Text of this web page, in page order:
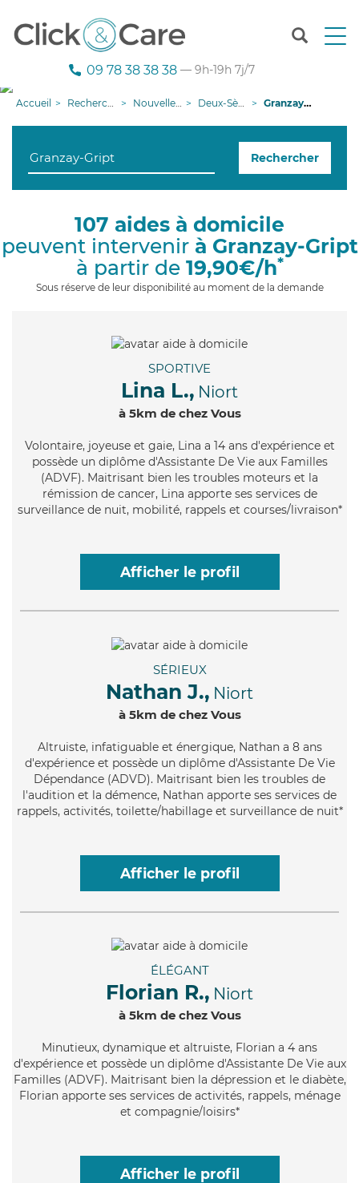
T
n
g
i
o
09 78 38 38 38 — 9h-19h 7j/7
Accueil Recherche aide à domicile Nouvelle-Aquitaine Deux-Sèvres Granzay-Gript
Rechercher
107 aides à domicile
peuvent intervenir à Granzay-Gript
à partir de 19,90€/h*
Sous réserve de leur disponibilité au moment de la demande
SPORTIVE
Lina L., Niort
à 5km de chez Vous
Volontaire, joyeuse et gaie, Lina a 14 ans d'expérience et
possède un diplôme d'Assistante De Vie aux Familles
(ADVF). Maitrisant bien les troubles moteurs et la
rémission de cancer, Lina apporte ses services de
surveillance de nuit, mobilité, rappels et courses/livraison*
Afficher le profil
SÉRIEUX
Nathan J., Niort
à 5km de chez Vous
Altruiste, infatiguable et énergique, Nathan a 8 ans
d'expérience et possède un diplôme d'Assistante De Vie
Dépendance (ADVD). Maitrisant bien les troubles de
l'audition et la démence, Nathan apporte ses services de
rappels, activités, toilette/habillage et surveillance de nuit*
Afficher le profil
ÉLÉGANT
Florian R., Niort
à 5km de chez Vous
Minutieux, dynamique et altruiste, Florian a 4 ans
d'expérience et possède un diplôme d'Assistante De Vie aux
Familles (ADVF). Maitrisant bien la dépression et le diabète,
Florian apporte ses services de activités, rappels, ménage
et compagnie/loisirs*
Afficher le profil